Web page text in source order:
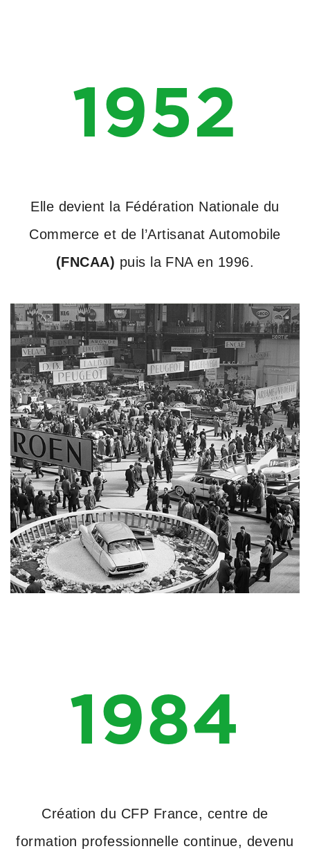
1952
Elle devient la Fédération Nationale du
Commerce et de l’Artisanat Automobile
(FNCAA) puis la FNA en 1996.
1984
Création du CFP France, centre de
formation professionnelle continue, devenu